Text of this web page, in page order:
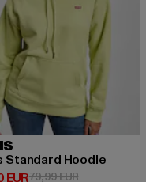
Standard Hoodie
EURPreis: 39,20 EUR
79,99 EURAktionspreis: